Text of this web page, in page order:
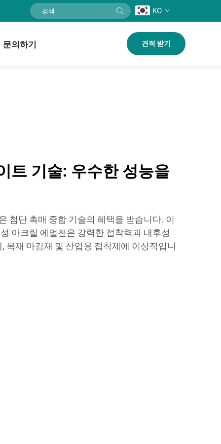
KO
문의하기 견적 받기
트 기술: 우수한 성능을
첨단 촉매 중합 기술의 혜택을 받습니다. 이
아크릴 에멀젼은 강력한 접착력과 내후성
목재 마감재 및 산업용 접착제에 이상적입니